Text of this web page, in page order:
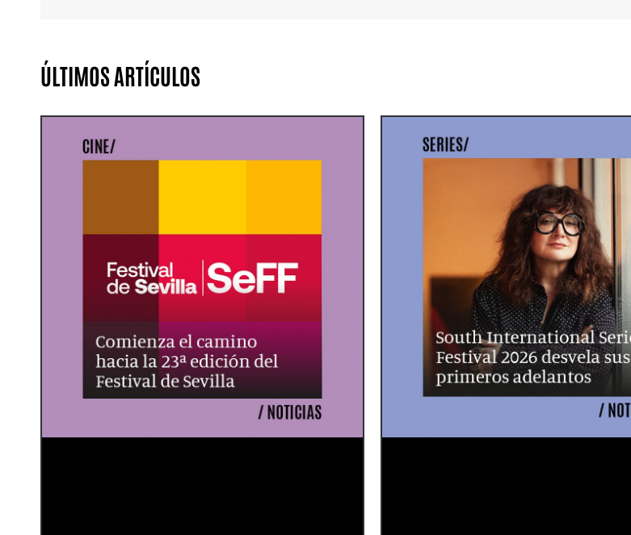
ÚLTIMOS ARTÍCULOS